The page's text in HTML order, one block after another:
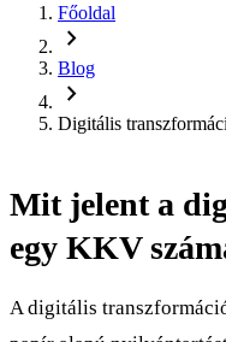
Főoldal
chevron_right
Blog
chevron_right
Digitális
Mit jelent a
egy KKV
A digitális